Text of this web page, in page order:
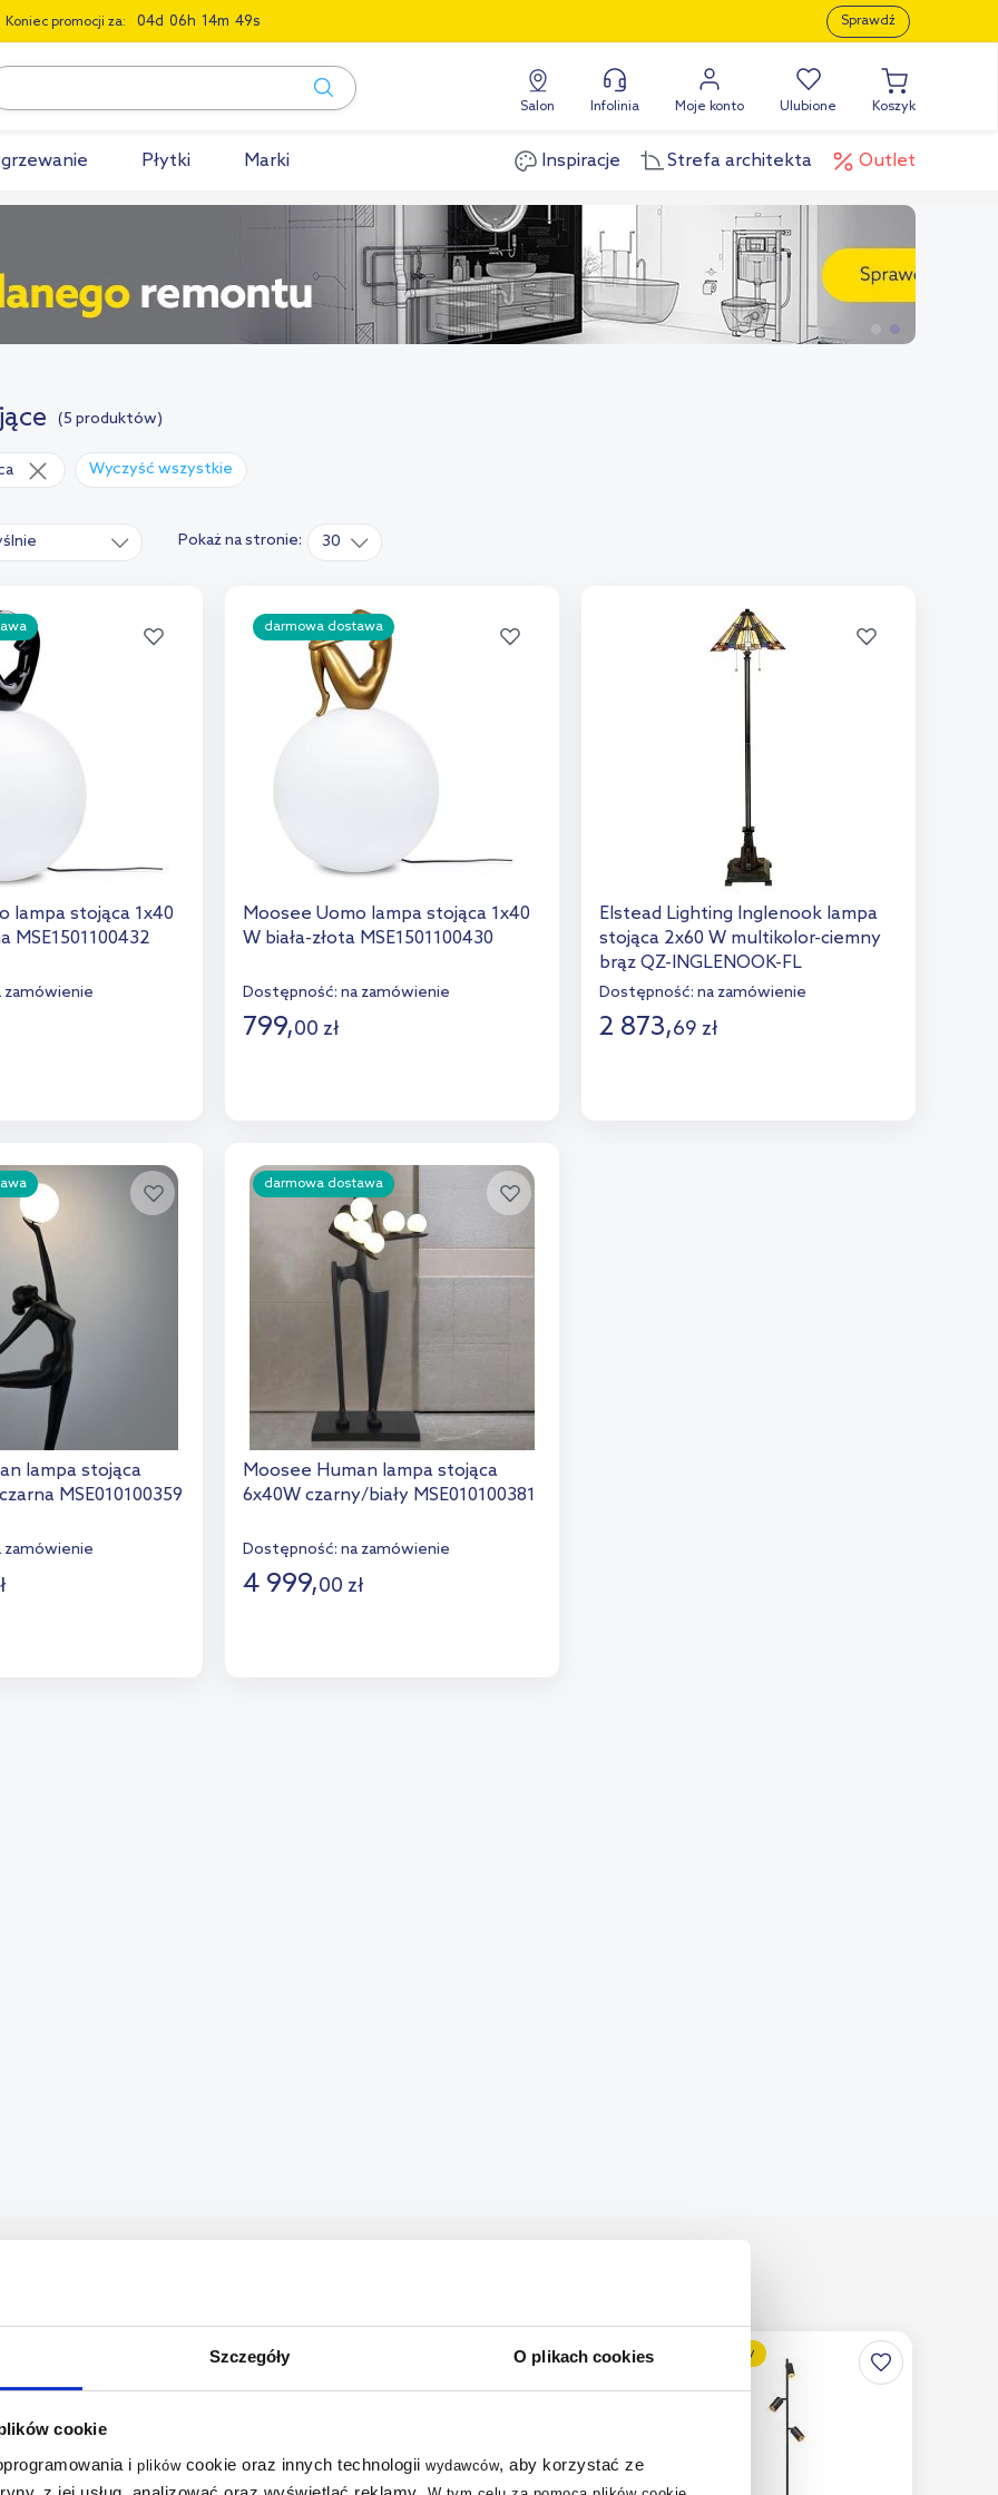
Szczegóły O plikach cookies
cookie
i plikówcookie oraz innych technologii wydawców, aby korzystać ze
Koniec promocji za: 04 06 14 48 Sprawdź
Salon Infolinia Moje konto Ulubione Koszyk
Płytki Marki Inspiracje Strefa architekta Outlet
(5 produktów)
Wyczyść wszystkie
Pokaż na stronie: 30
lampa stojąca 1x40
MSE1501100432
zamówienie
darmowa dostawa
Moosee Uomo lampa stojąca 1x40
W biała-złota MSE1501100430
Dostępność: na zamówienie
799,00 zł
Elstead Lighting Inglenook lampa
stojąca 2x60 W multikolor-ciemny
brąz QZ-INGLENOOK-FL
Dostępność: na zamówienie
2 873,69 zł
lampa stojąca
MSE010100359
zamówienie
darmowa dostawa
Moosee Human lampa stojąca
6x40W czarny/biały MSE010100381
Dostępność: na zamówienie
4 999,00 zł
multirabaty